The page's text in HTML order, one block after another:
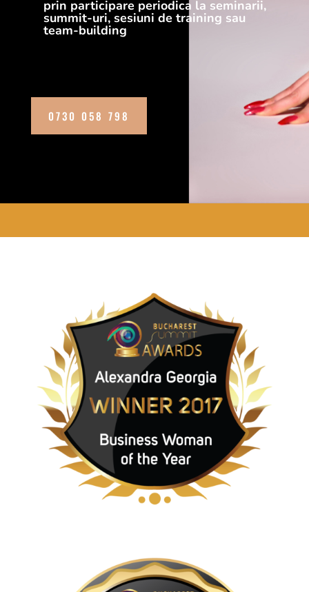
prin participare periodica la seminarii,
summit-uri, sesiuni de training sau
team-building
0730 058 798